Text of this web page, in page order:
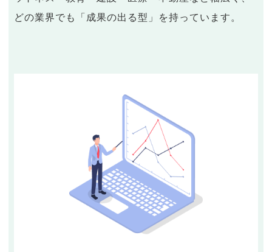
どの業界でも「成果の出る型」を持っています。